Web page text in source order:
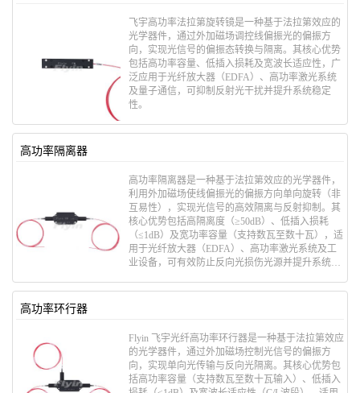
飞宇高功率法拉第旋转镜是一种基于​​法拉第效应​​的
光学器件，通过外加磁场调控线偏振光的偏振方
向，实现光信号的偏振态转换与隔离。其核心优势
包括​​高功率容量、​​低插入损耗​​及​​宽波长适应性​​，广
泛应用于光纤放大器（EDFA）、高功率激光系统
及量子通信，可抑制反射光干扰并提升系统稳定
性。
高功率隔离器
高功率隔离器是一种基于​​法拉第效应​​的光学器件，
利用外加磁场使线偏振光的偏振方向单向旋转（非
互易性），实现光信号的高效隔离与反射抑制。其
核心优势包括​​高隔离度（≥50dB）​​、​​低插入损耗
（≤1dB）​​及​​宽功率容量（支持数瓦至数十瓦）​​，适
用于光纤放大器（EDFA）、高功率激光系统及工
业设备，可有效防止反向光损伤光源并提升系统稳
高功率环行器
Flyin 飞宇光纤高功率环行器是一种基于​​法拉第效应​​
的光学器件，通过外加磁场控制光信号的偏振方
向，实现​​单向光传输与反向光隔离​​。其核心优势包
括​​高功率容量（支持数瓦至数十瓦输入）​​、​​低插入